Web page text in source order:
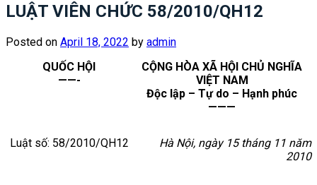
LUẬT VIÊN CHỨC 58/2010/QH12
Posted on April 18, 2022 by admin
QUỐC HỘI
——-
CỘNG HÒA XÃ HỘI CHỦ NGHĨA
VIỆT NAM
Độc lập – Tự do – Hạnh phúc
———
Luật số: 58/2010/QH12
Hà Nội, ngày 15 tháng 11 năm
2010